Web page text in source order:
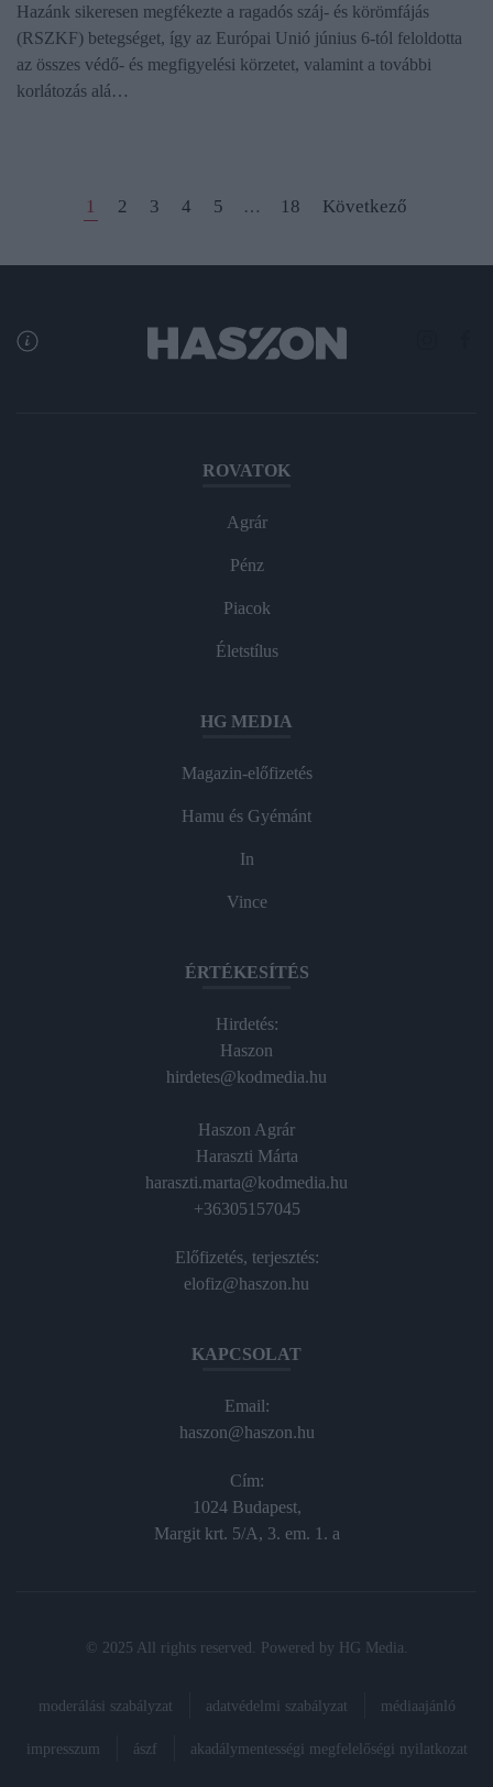
Hazánk sikeresen megfékezte a ragadós száj- és körömfájás
(RSZKF) betegséget, így az Európai Unió június 6-tól feloldotta
az összes védő- és megfigyelési körzetet, valamint a további
korlátozás alá…
1 2 3 4 5 … 18 Következő
ROVATOK
Agrár
Pénz
Piacok
Életstílus
HG MEDIA
Magazin-előfizetés
Hamu és Gyémánt
In
Vince
ÉRTÉKESÍTÉS
Hirdetés:
Haszon
hirdetes@kodmedia.hu
Haszon Agrár
Haraszti Márta
haraszti.marta@kodmedia.hu
+36305157045
Előfizetés, terjesztés:
elofiz@haszon.hu
KAPCSOLAT
Email:
haszon@haszon.hu
Cím:
1024 Budapest,
Margit krt. 5/A, 3. em. 1. a
© 2025 All rights reserved. Powered by HG Media
moderálási szabályzat adatvédelmi szabályzat médiaajánló
impresszum ászf akadálymentességi megfelelőségi nyilatkozat